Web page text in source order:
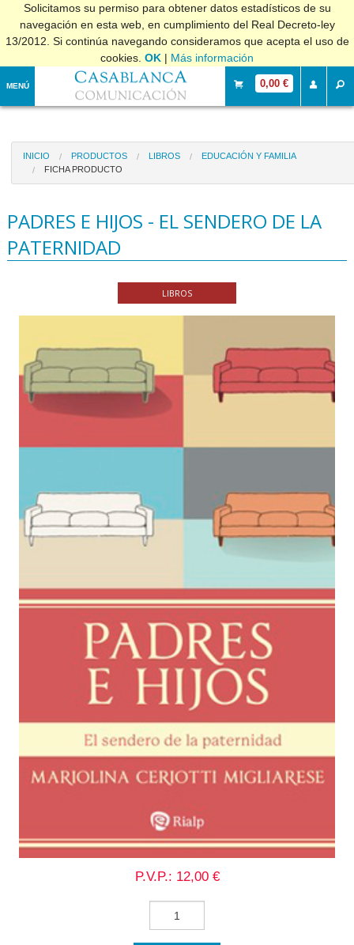
Solicitamos su permiso para obtener datos estadísticos de su
navegación en esta web, en cumplimiento del Real Decreto-ley
13/2012. Si continúa navegando consideramos que acepta el uso de
cookies. OK | Más información
MENÚ 0,00 €
INICIO PRODUCTOS LIBROS
EDUCACIÓN Y FAMILIA
FICHA PRODUCTO
PADRES E HIJOS - EL SENDERO DE LA
PATERNIDAD
LIBROS
P.V.P.: 12,00 €